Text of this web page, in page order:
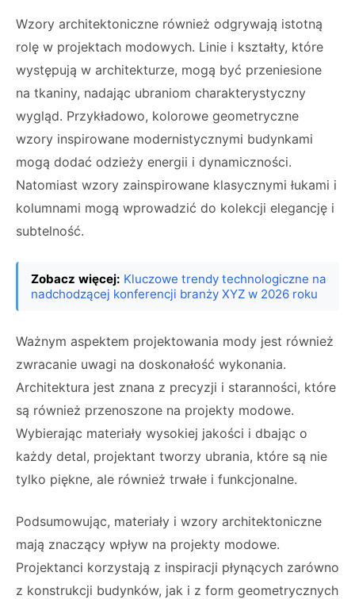
Wzory architektoniczne również odgrywają istotną
rolę w projektach modowych. Linie i kształty, które
występują w architekturze, mogą być przeniesione
na tkaniny, nadając ubraniom charakterystyczny
wygląd. Przykładowo, kolorowe geometryczne
wzory inspirowane modernistycznymi budynkami
mogą dodać odzieży energii i dynamiczności.
Natomiast wzory zainspirowane klasycznymi łukami i
kolumnami mogą wprowadzić do kolekcji elegancję i
subtelność.
Zobacz więcej: Kluczowe trendy technologiczne na
nadchodzącej konferencji branży XYZ w 2026 roku
Ważnym aspektem projektowania mody jest również
zwracanie uwagi na doskonałość wykonania.
Architektura jest znana z precyzji i staranności, które
są również przenoszone na projekty modowe.
Wybierając materiały wysokiej jakości i dbając o
każdy detal, projektant tworzy ubrania, które są nie
tylko piękne, ale również trwałe i funkcjonalne.
Podsumowując, materiały i wzory architektoniczne
mają znaczący wpływ na projekty modowe.
Projektanci korzystają z inspiracji płynących zarówno
z konstrukcji budynków, jak i z form geometrycznych